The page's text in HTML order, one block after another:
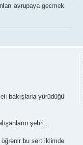
avrupaya gecmek
bakışlarla yürüdüğü
şehri...
öğrenir bu sert iklimde